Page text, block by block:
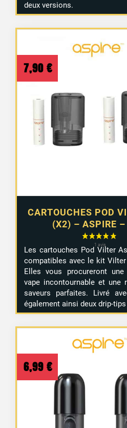
deux versions.
CARTOUCHES POD
(X2) – ASPIRE
7,90 €
Les cartouches Pod Vilter
compatibles avec le kit Vilter
Elles vous procureront
vape incontournable et une
saveurs parfaites. Livré
également ainsi deux drip-
6,99 €